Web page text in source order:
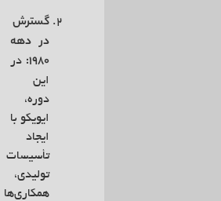
گسترش
در دهه
۱۹۸۰: در
این
دوره،
ایویکو با
ایجاد
تأسیسات
تولیدی،
همکاری‌ها